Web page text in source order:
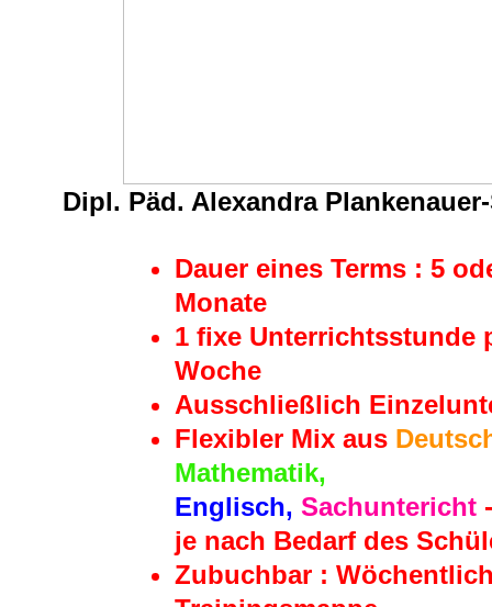
Dipl. Päd. Alexandra
Dauer eines Terms : 5
Monate
1 fixe Unterrichtsstunde
Woche
Ausschließlich
Flexibler Mix aus
Mathematik,
Englisch, Sachuntericht
je nach Bedarf des
Zubuchbar :